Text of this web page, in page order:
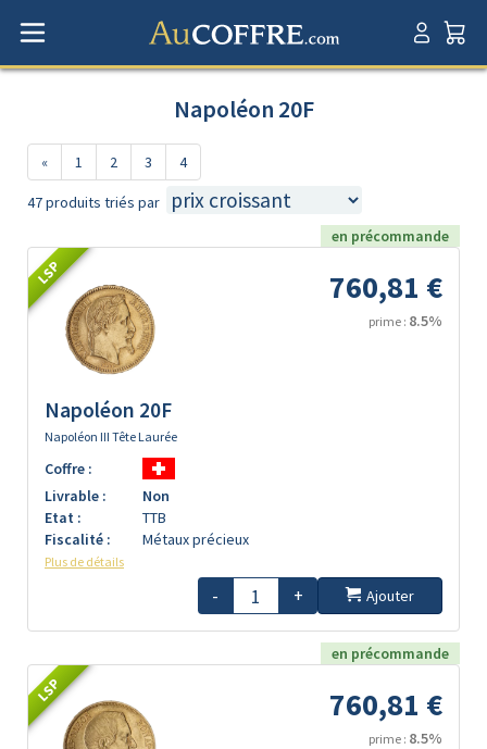
Napoléon 20F
« 1 2 3 4
47 produits triés par
en précommande
LSP 760,81 €
prime : 8.5%
Napoléon 20F
Napoléon III Tête Laurée
Coffre :
Livrable :
Non
Etat :
TTB
Fiscalité :
Métaux précieux
Plus de détails
- + Ajouter
en précommande
LSP 760,81 €
prime : 8.5%